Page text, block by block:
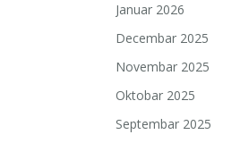
Januar 2026
Decembar 2025
Novembar 2025
Oktobar 2025
Septembar 2025